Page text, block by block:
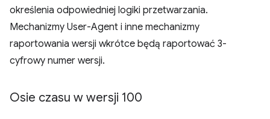
określenia odpowiedniej logiki przetwarzania.
Mechanizmy User-Agent i inne mechanizmy
raportowania wersji wkrótce będą raportować 3-
cyfrowy numer wersji.
Osie czasu w wersji 100